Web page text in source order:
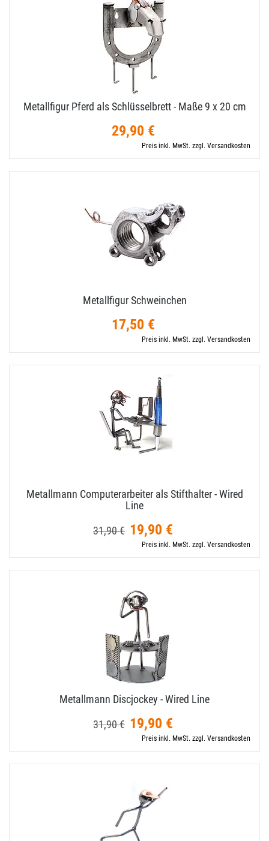
Metallfigur Pferd als Schlüsselbrett - Maße 9 x 20 cm
29,90 €
Preis inkl. MwSt. zzgl. Versandkosten
Metallfigur Schweinchen
17,50 €
Preis inkl. MwSt. zzgl. Versandkosten
Metallmann Computerarbeiter als Stifthalter - Wired
Line
31,90 € 19,90 €
Preis inkl. MwSt. zzgl. Versandkosten
Metallmann Discjockey - Wired Line
31,90 € 19,90 €
Preis inkl. MwSt. zzgl. Versandkosten